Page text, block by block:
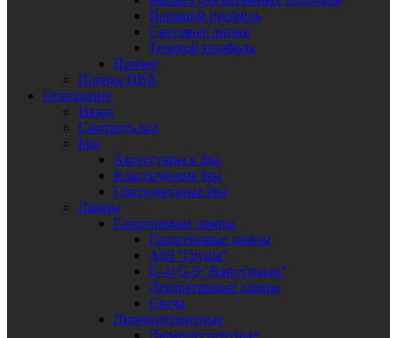
Парящий профиль
Световые линии
Теневой профиль
Прочее
Пленка ПВХ
Освещение
Назад
Смотреть все
Бра
Аксессуары к бра
Классические бра
Светодиодные бра
Лампы
Галогеновые лампы
Галогеновые лампы
A60 "Груша"
G-4: G-9 "Капсульная"
Декоративные лампы
Свеча
Люминесцентные
Люминесцентные